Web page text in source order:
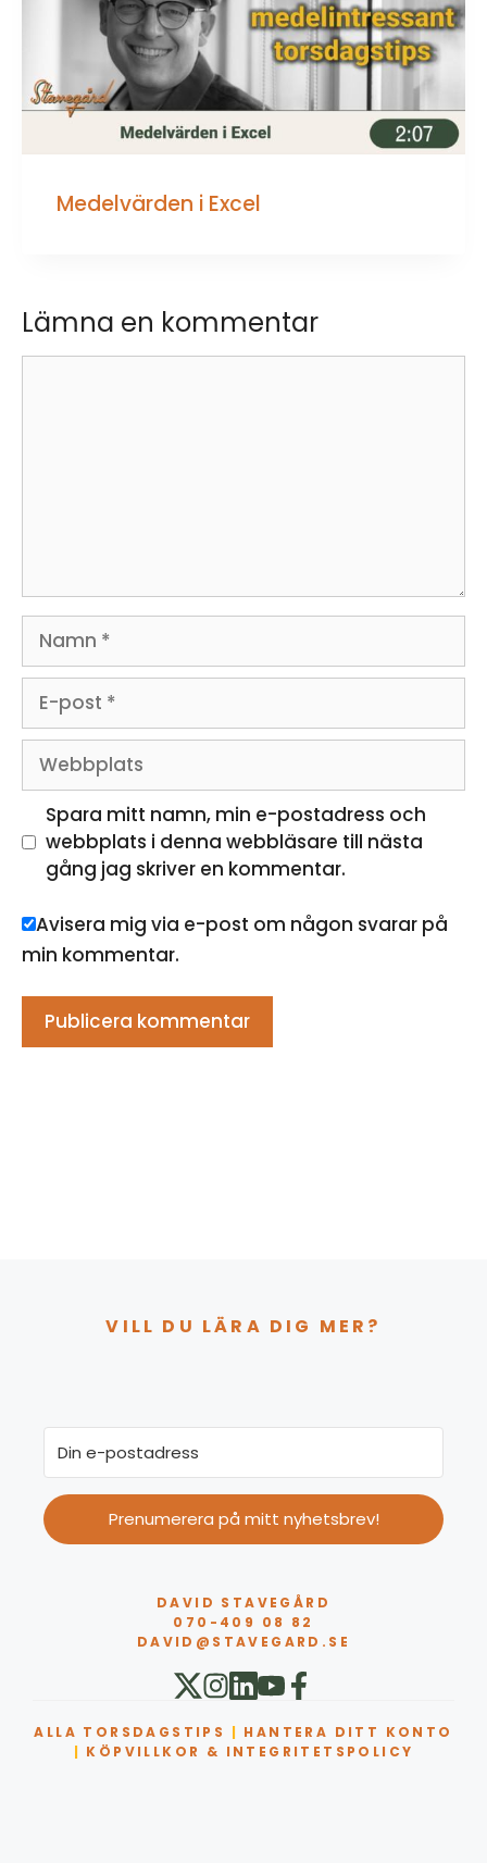
Medelvärden i Excel
Lämna en kommentar
Namn
post
Webbplats
Spara mitt namn, min e-postadress och
webbplats i denna webbläsare till nästa
gång jag skriver en kommentar.
Avisera mig via e-post om någon svarar på
min kommentar.
VILL DU LÄRA DIG MER?
Prenumerera på mitt nyhetsbrev!
DAVID STAVEGÅRD
070-409 08 82
DAVID@STAVEGARD.SE
ALLA TORSDAGSTIPS | HANTERA DITT KONTO
| KÖPVILLKOR & INTEGRITETSPOLICY